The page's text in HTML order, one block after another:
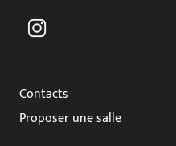
Contacts
Proposer une salle